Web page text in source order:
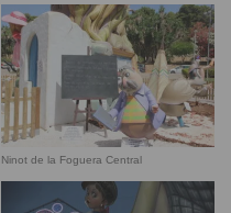
Ninot de la Foguera Central